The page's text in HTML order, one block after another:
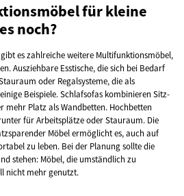
für kleine
noch?
es zahlreiche weitere Multifunktionsmöbel,
Ausziehbare Esstische, die sich bei Bedarf
oder Regalsysteme, die als
Beispiele. Schlafsofas kombinieren Sitz-
mehr Platz als Wandbetten. Hochbetten
für Arbeitsplätze oder Stauraum. Die
Möbel ermöglicht es, auch auf
zu leben. Bei der Planung sollte die
stehen: Möbel, die umständlich zu
nicht mehr genutzt.